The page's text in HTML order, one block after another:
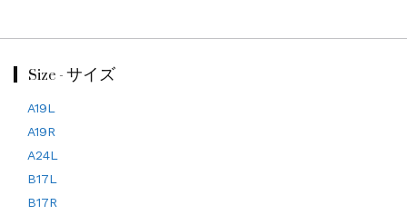
Size - サイズ
A19L
A19R
A24L
B17L
B17R